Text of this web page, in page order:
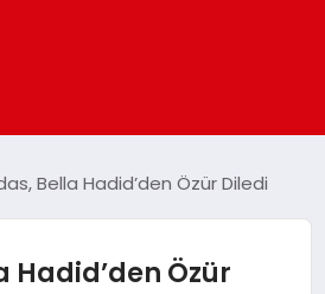
Bella Hadid’den Özür Diledi
Hadid’den Özür